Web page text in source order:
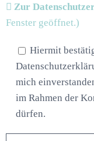
Zur
Fenster geöffnet.)
Hiermit
mich
im Rahmen der
dürfen.